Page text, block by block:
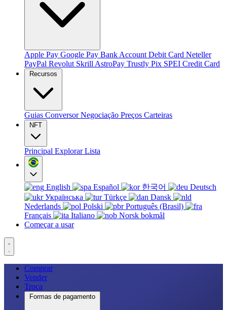
Apple Pay Google Pay Bank Account Debit Card Neteller
PayPal Revolut Skrill AstroPay Trustly Pix SPEI Credit Card
Recursos
Guias ConversorNegociação Preços Carteiras
NFT
Principal ExplorarLista
English Español 한국어
Deutsch
Українська
Türkçe
Dansk
Nederlands
Polski
Português (Brasil)
Français
Italiano
Norsk bokmål
Começar a usar
Comprar
Vender
Troca
Formas de pagamento